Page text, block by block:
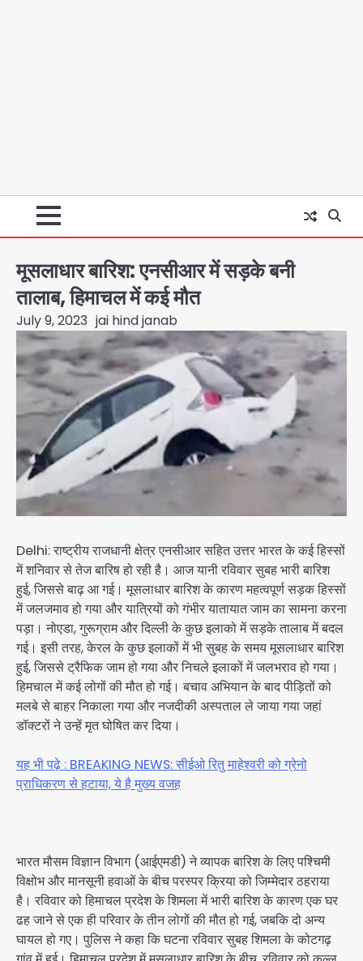
मूसलाधार बारिश: एनसीआर में सड़के बनी
तालाब, हिमाचल में कई मौत
July 9, 2023 jai hind janab
Delhi: राष्ट्रीय राजधानी क्षेत्र एनसीआर सहित उत्तर भारत के कई हिस्सों
में शनिवार से तेज बारिष हो रही है। आज यानी रविवार सुबह भारी बारिश
हुई, जिससे बाढ़ आ गई। मूसलाधार बारिश के कारण महत्वपूर्ण सड़क हिस्सों
में जलजमाव हो गया और यात्रियों को गंभीर यातायात जाम का सामना करना
पड़ा। नोएडा, गुरूग्राम और दिल्ली के कुछ इलाको में सड़के तालाब में बदल
गई। इसी तरह, केरल के कुछ इलाकों में भी सुबह के समय मूसलाधार बारिश
हुई, जिससे ट्रैफिक जाम हो गया और निचले इलाकों में जलभराव हो गया।
हिमचाल में कई लोगों की मौत हो गई। बचाव अभियान के बाद पीड़ितों को
मलबे से बाहर निकाला गया और नजदीकी अस्पताल ले जाया गया जहां
डॉक्टरों ने उन्हें मृत घोषित कर दिया।
यह भी पढ़े : BREAKING NEWS: सीईओ रितु माहेश्वरी को ग्रेनो
प्राधिकरण से हटाया, ये है मुख्य वजह
भारत मौसम विज्ञान विभाग (आईएमडी) ने व्यापक बारिश के लिए पश्चिमी
विक्षोभ और मानसूनी हवाओं के बीच परस्पर क्रिया को जिम्मेदार ठहराया
है। रविवार को हिमाचल प्रदेश के शिमला में भारी बारिश के कारण एक घर
ढह जाने से एक ही परिवार के तीन लोगों की मौत हो गई, जबकि दो अन्य
घायल हो गए। पुलिस ने कहा कि घटना रविवार सुबह शिमला के कोटगढ़